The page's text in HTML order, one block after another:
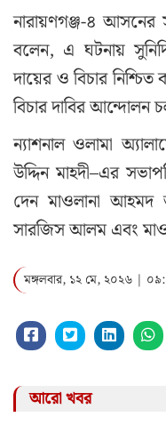
নারায়ণগঞ্জ-৪
বলেন, এ ঘটনায়
দায়ের ও বিচার
বিচার দাবির আন্দোলন
ন্যাশনাল ওলামা
উদ্দিন মাহদী–এর
দেন মাওলানা
সারজিস আলম এবং
মঙ্গলবার, ১২ মে, ২০২৬ |
আরো খবর